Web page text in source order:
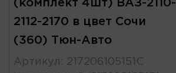
(комплект 4шт) ВАЗ-2110-
2112-2170 в цвет Сочи
(360) Тюн-Авто
Артикул : 217206105151С